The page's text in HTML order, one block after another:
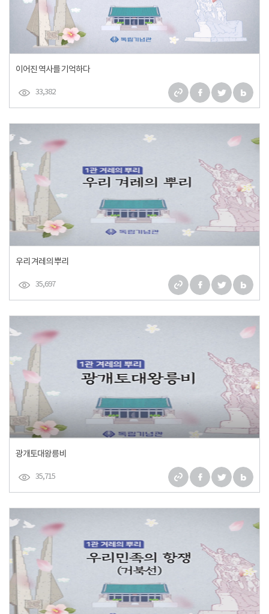
이어진 역사를 기억하다
33,382
우리 겨레의 뿌리
35,697
광개토대왕릉비
35,715